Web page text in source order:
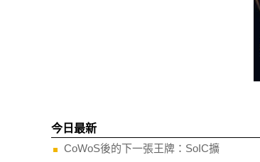
今日最新
CoWoS後的下一張王牌：SoIC擴